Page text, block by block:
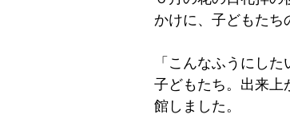
かけに、子どもたち
「こんなふうにし
子どもたち。出来上
館しました。